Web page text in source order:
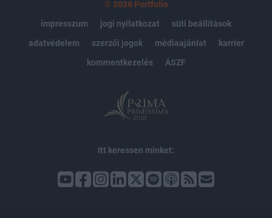
© 2026 Portfolio
impresszum
jogi nyilatkozat
süti beállítások
adatvédelem
szerzői jogok médiaajánlat
karrier
kommentkezelés
ÁSZF
Itt keressen minket: